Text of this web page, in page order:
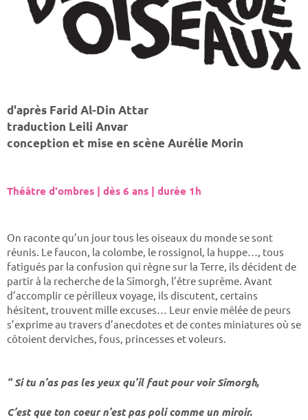
d'après Farid Al-Din Attar
traduction Leili Anvar
conception et mise en scène Aurélie Morin
Théâtre d'ombres | dès 6 ans | durée 1h
On raconte qu’un jour tous les oiseaux du monde se sont
réunis. Le faucon, la colombe, le rossignol, la huppe…, tous
fatigués par la confusion qui règne sur la Terre, ils décident de
partir à la recherche de la Sîmorgh, l’être suprême. Avant
d’accomplir ce périlleux voyage, ils discutent, certains
hésitent, trouvent mille excuses… Leur envie mêlée de peurs
s’exprime au travers d’anecdotes et de contes miniatures où se
côtoient derviches, fous, princesses et voleurs.
“ Si tu n’as pas les yeux qu’il faut pour voir Sîmorgh,
C’est que ton coeur n’est pas poli comme un miroir.